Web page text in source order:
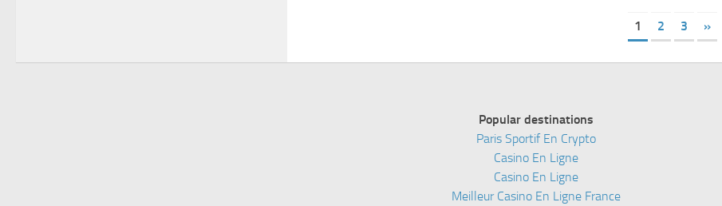
1 2 3 »
Popular destinations
Paris Sportif En Crypto
Casino En Ligne
Casino En Ligne
Meilleur Casino En Ligne France